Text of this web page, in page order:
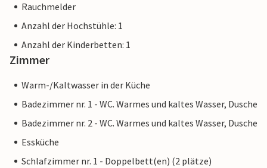
Rauchmelder
Anzahl der Hochstühle: 1
Anzahl der Kinderbetten: 1
Zimmer
Warm-/Kaltwasser in der Küche
Badezimmer nr. 1 - WC. Warmes und kaltes Wasser, Dusche
Badezimmer nr. 2 - WC. Warmes und kaltes Wasser, Dusche
Essküche
Schlafzimmer nr. 1 - Doppelbett(en) (2 plätze)